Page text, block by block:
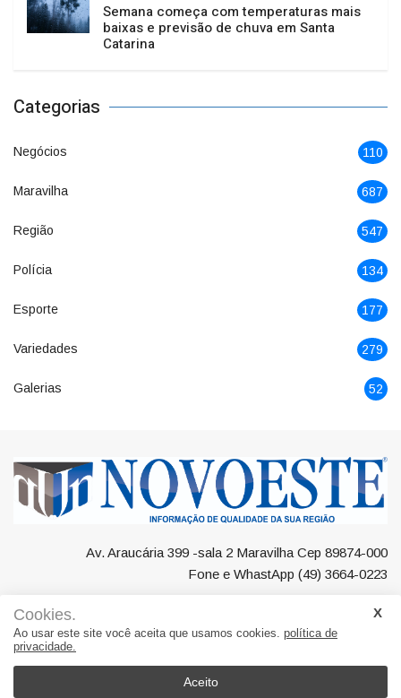
Semana começa com temperaturas mais
baixas e previsão de chuva em Santa
Catarina
Categorias
Negócios 110
Maravilha 687
Região 547
Polícia 134
Esporte 177
Variedades 279
Galerias 52
Av. Araucária 399 -sala 2 Maravilha Cep 89874-000
Fone e WhastApp (49) 3664-0223
Negócios
Cookies.
Ao usar este site você aceita que usamos cookies. política de
privacidade.
Aceito